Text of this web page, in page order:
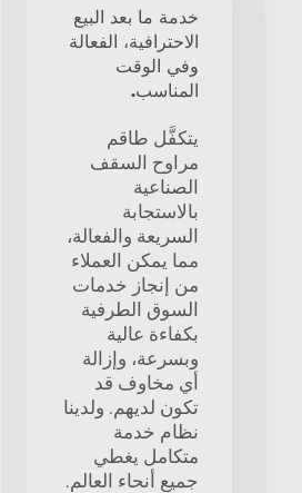
خدمة ما بعد البيع
الاحترافية، الفعالة
وفي الوقت
المناسب.
يتكفَّل طاقم
مراوح السقف
الصناعية
بالاستجابة
السريعة والفعالة،
مما يمكن العملاء
من إنجاز خدمات
السوق الطرفية
بكفاءة عالية
وبسرعة، وإزالة
أي مخاوف قد
تكون لديهم. ولدينا
نظام خدمة
متكامل يغطي
جميع أنحاء العالم.